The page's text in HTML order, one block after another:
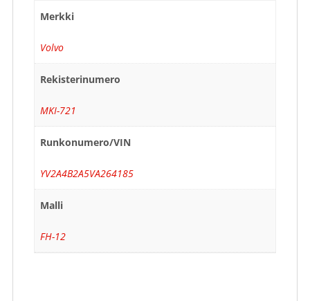
Merkki
Volvo
Rekisterinumero
MKI-721
Runkonumero/VIN
YV2A4B2A5VA264185
Malli
FH-12